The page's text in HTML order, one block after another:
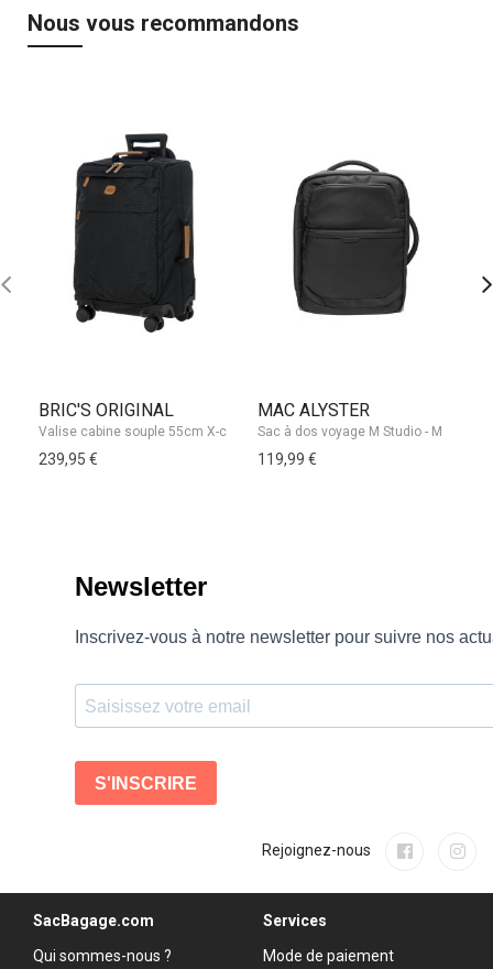
Nous vous recommandons
BRIC'S ORIGINAL
239,95 €
MAC ALYSTER
119,99 €
Rejoignez-nous
SacBagage.com
Qui sommes-nous ?
Services
Mode de paiement